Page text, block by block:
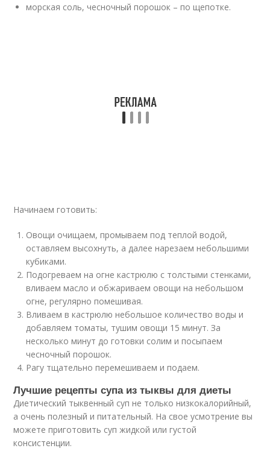
морская соль, чесночный порошок – по щепотке.
Начинаем готовить:
Овощи очищаем, промываем под теплой водой,
оставляем высохнуть, а далее нарезаем небольшими
кубиками.
Подогреваем на огне кастрюлю с толстыми стенками,
вливаем масло и обжариваем овощи на небольшом
огне, регулярно помешивая.
Вливаем в кастрюлю небольшое количество воды и
добавляем томаты, тушим овощи 15 минут. За
несколько минут до готовки солим и посыпаем
чесночный порошок.
Рагу тщательно перемешиваем и подаем.
Лучшие рецепты супа из тыквы для диеты
Диетический тыквенный суп не только низкокалорийный,
а очень полезный и питательный. На свое усмотрение вы
можете приготовить суп жидкой или густой
консистенции.